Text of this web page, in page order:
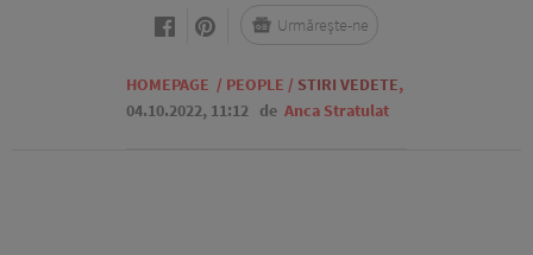
HOMEPAGE / PEOPLE / STIRI VEDETE,
04.10.2022, 11:12 de Anca Stratulat
Urmărește-ne